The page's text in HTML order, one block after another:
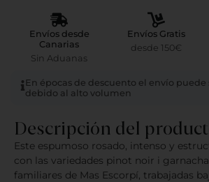
Envíos desde
Canarias
Sin Aduanas
Envíos Gratis
desde 150€
En épocas de descuento el envío puede
debido al alto volumen
Descripción del
Este espumoso rosado, intenso y
con las variedades pinot noir i
familiares de Mas Escorpí, trabajadas